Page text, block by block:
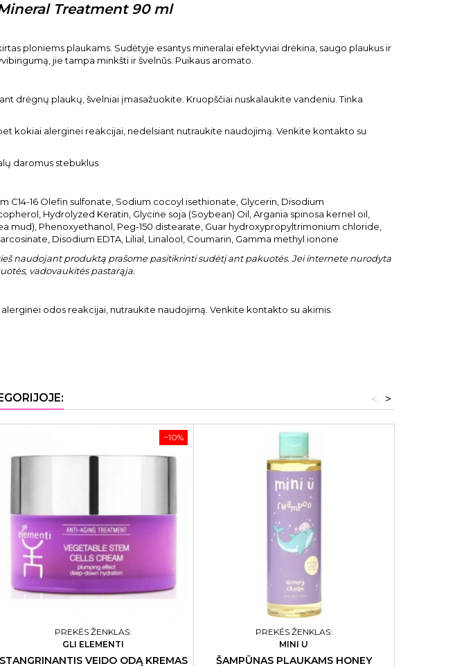
Treatment 90 ml
ploniems plaukams. Sudėtyje esantys mineralai efektyviai drėkina, saugo plaukus ir
jie tampa minkšti ir švelnūs. Puikaus aromato.
drėgnų plaukų, švelniai įmasažuokite. Kruopščiai nuskalaukite vandeniu. Tinka
kokiai alerginei reakcijai, nedelsiant nutraukite naudojimą. Venkite kontakto su
daromus stebuklus.
C14-16 Olefin sulfonate, Sodium cocoyl isethionate, Glycerin, Disodium
Hydrolyzed Keratin, Glycine soja (Soybean) Oil, Argania spinosa kernel oil,
mud), Phenoxyethanol, Peg-150 distearate, Guar hydroxypropyltrimonium chloride,
Disodium EDTA, Lilial, Linalool, Coumarin, Gamma methyl ionone
naudojant produktą prašome pasitikrinti sudėtį ant pakuotės. Jei internete nurodyta
vadovaukitės pastarąja.
odos reakcijai, nutraukite naudojimą. Venkite kontakto su akimis.
>
<
−10%
PREKĖS ŽENKLAS:
GLI ELEMENTI
STANGRINANTIS VEIDO ODĄ KREMAS
PREKĖS ŽENKLAS:
MINI U
ŠAMPŪNAS PLAUKAMS HONEY